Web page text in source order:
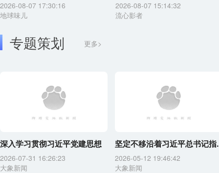
2026-08-07 17:30:16
地球味儿
2026-08-07 15:14:32
流心影者
专题策划 更多>
深入学习贯彻习近平党建思想
2026-07-31 16:26:23
大象新闻
坚定不移沿着习近平总书记指
2026-05-12 19:46:42
大象新闻